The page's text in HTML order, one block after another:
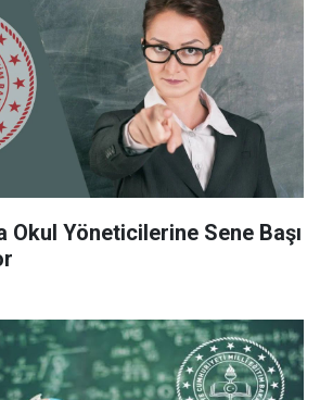
Okul Yöneticilerine Sene Başı